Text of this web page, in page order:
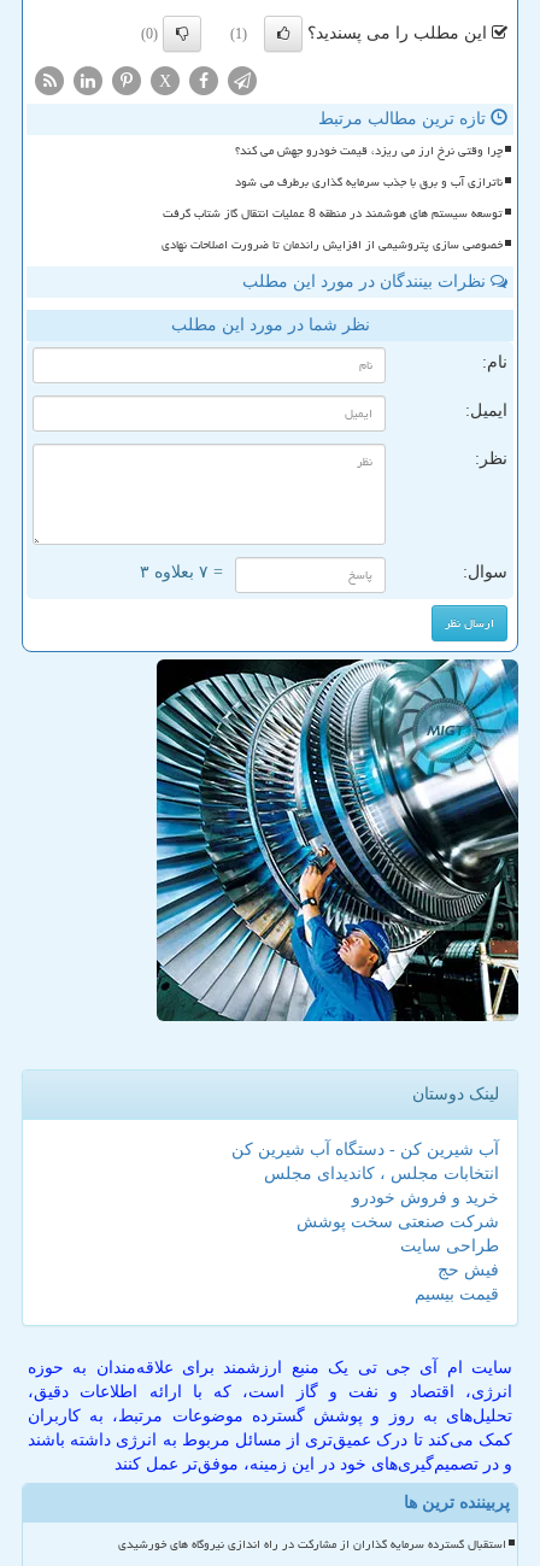
این مطلب را می پسندید؟ (1)
(0)
X
تازه ترین مطالب مرتبط
چرا وقتی نرخ ارز می ریزد، قیمت خودرو جهش می کند؟
ناترازی آب و برق با جذب سرمایه گذاری برطرف می شود
توسعه سیستم های هوشمند در منطقه 8 عملیات انتقال گاز شتاب گرفت
خصوصی سازی پتروشیمی از افزایش راندمان تا ضرورت اصلاحات نهادی
نظرات بینندگان در مورد این مطلب
نظر شما در مورد این مطلب
نام:
ایمیل:
نظر:
سوال: = ۷ بعلاوه ۳
لینک دوستان
آب شیرین کن - دستگاه آب شیرین کن
انتخابات مجلس ، کاندیدای مجلس
خرید و فروش خودرو
شرکت صنعتی سخت پوشش
طراحی سایت
فیش حج
قیمت بیسیم
سایت ام آی جی تی یک منبع ارزشمند برای علاقه‌مندان به حوزه
انرژی، اقتصاد و نفت و گاز است، که با ارائه اطلاعات دقیق،
تحلیل‌های به روز و پوشش گسترده موضوعات مرتبط، به کاربران
کمک می‌کند تا درک عمیق‌تری از مسائل مربوط به انرژی داشته باشند
و در تصمیم‌گیری‌های خود در این زمینه، موفق‌تر عمل کنند
پربیننده ترین ها
استقبال گسترده سرمایه گذاران از مشارکت در راه اندازی نیروگاه های خورشیدی